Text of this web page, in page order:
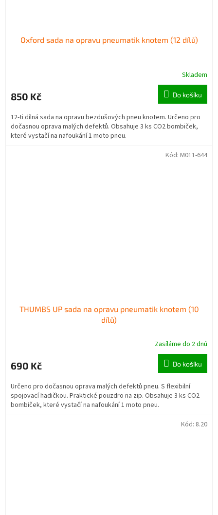
Oxford sada na opravu pneumatik knotem (12 dílů)
Skladem
850 Kč Do košíku
12-ti dílná sada na opravu bezdušových pneu knotem. Určeno pro
dočasnou oprava malých defektů. Obsahuje 3 ks CO2 bombiček,
které vystačí na nafoukání 1 moto pneu.
THUMBS UP sada na opravu pneumatik knotem (10
dílů)
Zasíláme do 2 dnů
690 Kč Do košíku
Určeno pro dočasnou oprava malých defektů pneu. S flexibilní
spojovací hadičkou. Praktické pouzdro na zip. Obsahuje 3 ks CO2
bombiček, které vystačí na nafoukání 1 moto pneu.
Kód: M011-644
Kód: 8.20